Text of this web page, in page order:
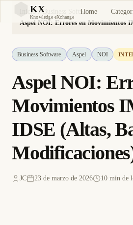
KX
Knowledge eXchange
Home
Inicio
Business Software
Business Software Aspel NOI
Aspel NOI:
Movimientos
IDSE (Altas,
JC 23 de marzo de 2026 10 min de